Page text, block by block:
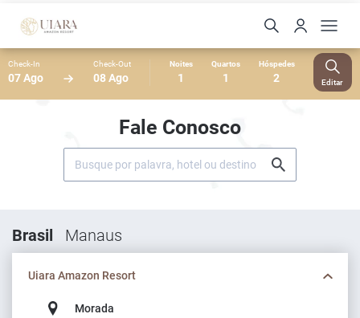
Check-In
07 Ago
Check-Out
08 Ago
Noites
1
Quartos
1
Hóspedes
2 Editar
Fale Conosco
Brasil Manaus
Uiara Amazon Resort
Morada